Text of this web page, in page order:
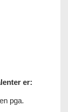
er:
pga.